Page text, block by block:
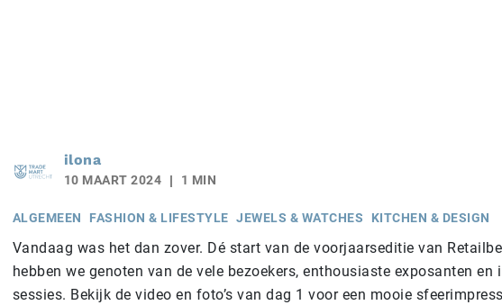
ilona
10 MAART 2024 1 MIN
ALGEMEEN FASHION & LIFESTYLE JEWELS & WATCHES KITCHEN & DESIGN
Vandaag was het dan zover. Dé start van de voorjaarseditie van
hebben we genoten van de vele bezoekers, enthousiaste exposanten en
sessies. Bekijk de video en foto’s van dag 1 voor een mooie